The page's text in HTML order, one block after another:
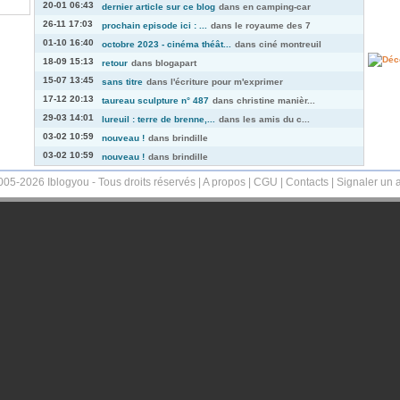
20-01 06:43
dernier article sur ce blog dans en camping-car
26-11 17:03
prochain episode ici : ... dans le royaume des 7
01-10 16:40
octobre 2023 - cinéma théât... dans ciné montreuil
18-09 15:13
retour dans blogapart
15-07 13:45
sans titre dans l'écriture pour m'exprimer
17-12 20:13
taureau sculpture n° 487 dans christine manièr...
29-03 14:01
lureuil : terre de brenne,... dans les amis du c...
03-02 10:59
nouveau ! dans brindille
03-02 10:59
nouveau ! dans brindille
2026 Iblogyou - Tous droits réservés | A propos CGU Contacts Signaler un